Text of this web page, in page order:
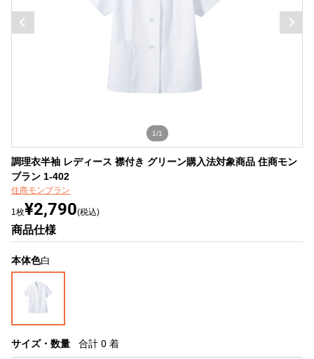
1/1
調理衣半袖 レディース 襟付き グリーン購入法対象商品 住商モン
ブラン 1-402
住商モンブラン
1枚¥2,790(税込)
商品仕様
本体色白
サイズ・数量 合計 0 着